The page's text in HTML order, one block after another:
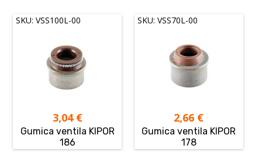
SKU: VSS100L-00
3,04 €
Gumica ventila KIPOR
186
SKU: VSS70L-00
2,66 €
Gumica ventila KIPOR
178